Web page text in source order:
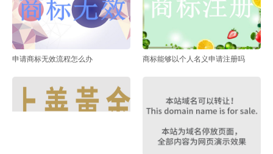
申请商标无效流程怎么办 商标能够以个人名义申请注册吗